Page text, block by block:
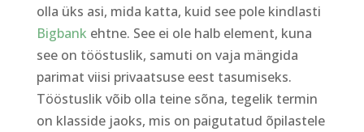
olla üks asi, mida katta, kuid see pole kindlasti
Bigbank ehtne. See ei ole halb element, kuna
see on tööstuslik, samuti on vaja mängida
parimat viisi privaatsuse eest tasumiseks.
Tööstuslik võib olla teine ​​sõna, tegelik termin
on klasside jaoks, mis on paigutatud õpilastele